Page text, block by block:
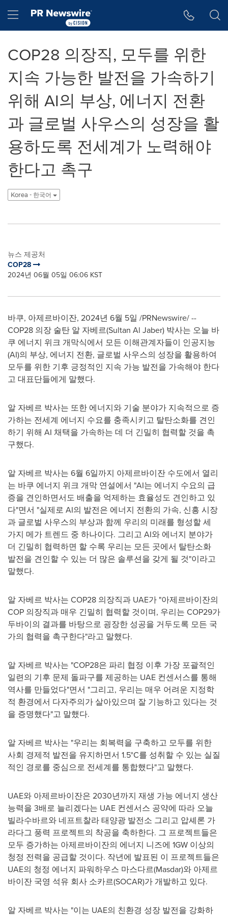
Hamburger menu
COP28 의장직, 모두를 위한
지속 가능한 발전을 가속하기
위해 AI의 부상, 에너지 전환
과 글로벌 사우스의 성장을 활
용하도록 전세계가 노력해야
한다고 촉구
Korea - 한국어
뉴스 제공처
COP28
2024년 06월 05일 06:06 KST
바쿠, 아제르바이잔, 2024년 6월 5일 /PRNewswire/ --
COP28 의장 술탄 알 자베르(Sultan Al Jaber) 박사는 오늘 바
쿠 에너지 위크 개막식에서 모든 이해관계자들이 인공지능
(AI)의 부상, 에너지 전환, 글로벌 사우스의 성장을 활용하여
모두를 위한 기후 긍정적인 지속 가능 발전을 가속해야 한다
고 대표단들에게 말했다.
알 자베르 박사는 또한 에너지와 기술 분야가 지속적으로 증
가하는 전세계 에너지 수요를 충족시키고 탈탄소화를 견인
하기 위해 AI 채택을 가속하는 데 더 긴밀히 협력할 것을 촉
구했다.
알 자베르 박사는 6월 6일까지 아제르바이잔 수도에서 열리
는 바쿠 에너지 위크 개막 연설에서 "AI는 에너지 수요의 급
증을 견인하면서도 배출을 억제하는 효율성도 견인하고 있
다"면서 "실제로 AI의 발전은 에너지 전환의 가속, 신흥 시장
과 글로벌 사우스의 부상과 함께 우리의 미래를 형성할 세
가지 메가 트렌드 중 하나이다. 그리고 AI와 에너지 분야가
더 긴밀히 협력하면 할 수록 우리는 모든 곳에서 탈탄소화
발전을 견인할 수 있는 더 많은 솔루션을 갖게 될 것"이라고
말했다.
알 자베르 박사는 COP28 의장직과 UAE가 "아제르바이잔의
COP 의장직과 매우 긴밀히 협력할 것이며, 우리는 COP29가
두바이의 결과를 바탕으로 굉장한 성공을 거두도록 모든 국
가의 협력을 촉구한다"라고 말했다.
알 자베르 박사는 "COP28은 파리 협정 이후 가장 포괄적인
일련의 기후 문제 돌파구를 제공하는 UAE 컨센서스를 통해
역사를 만들었다"면서 "그리고, 우리는 매우 어려운 지정학
적 환경에서 다자주의가 살아있으며 잘 기능하고 있다는 것
을 증명했다"고 말했다.
알 자베르 박사는 "우리는 회복력을 구축하고 모두를 위한
사회 경제적 발전을 유지하면서 1.5°C를 성취할 수 있는 실질
적인 경로를 중심으로 전세계를 통합했다"고 말했다.
UAE와 아제르바이잔은 2030년까지 재생 가능 에너지 생산
능력을 3배로 늘리겠다는 UAE 컨센서스 공약에 따라 오늘
빌라수바르와 네프트찰라 태양광 발전소 그리고 압셰론 가
라다그 풍력 프로젝트의 착공을 축하한다. 그 프로젝트들은
모두 증가하는 아제르바이잔의 에너지 니즈에 1GW 이상의
청정 전력을 공급할 것이다. 작년에 발표된 이 프로젝트들은
UAE의 청정 에너지 파워하우스 마스다르(Masdar)와 아제르
바이잔 국영 석유 회사 소카르(SOCAR)가 개발하고 있다.
알 자베르 박사는 "이는 UAE의 친환경 성장 발전을 강화하